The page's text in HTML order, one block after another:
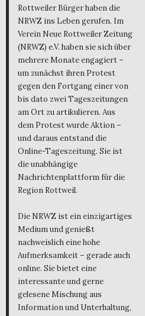
Rottweiler Bürger haben die
NRWZ ins Leben gerufen. Im
Verein Neue Rottweiler Zeitung
(NRWZ) e.V. haben sie sich über
mehrere Monate engagiert –
um zunächst ihren Protest
gegen den Fortgang einer von
bis dato zwei Tageszeitungen
am Ort zu artikulieren. Aus
dem Protest wurde Aktion –
und daraus entstand die
Online-Tageszeitung. Sie ist
die unabhängige
Nachrichtenplattform für die
Region Rottweil.
Die NRWZ ist ein einzigartiges
Medium und genießt
nachweislich eine hohe
Aufmerksamkeit – gerade auch
online. Sie bietet eine
interessante und gerne
gelesene Mischung aus
Information und Unterhaltung,